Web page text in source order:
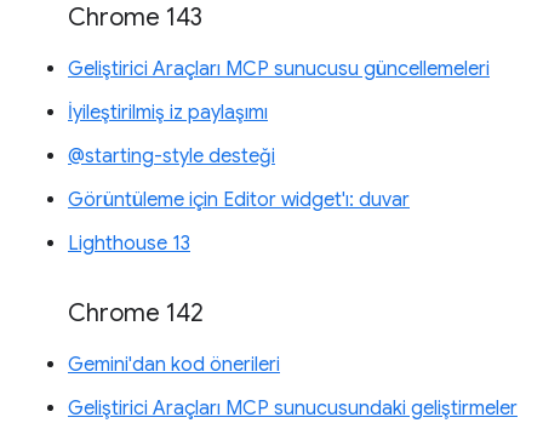
Chrome 143
Geliştirici Araçları MCP sunucusu güncellemeleri
İyileştirilmiş iz paylaşımı
@starting-style desteği
Görüntüleme için Editor widget'ı: duvar
Lighthouse 13
Chrome 142
Gemini'dan kod önerileri
Geliştirici Araçları MCP sunucusundaki geliştirmeler